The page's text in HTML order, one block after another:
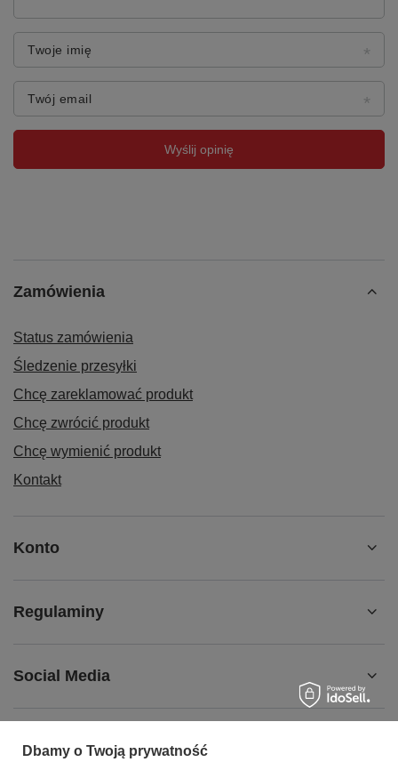
Twoje imię
Twój email
Wyślij opinię
Zamówienia
Status zamówienia
Śledzenie przesyłki
Chcę zareklamować produkt
Chcę zwrócić produkt
Chcę wymienić produkt
Kontakt
Konto
Regulaminy
Social Media
Dbamy o Twoją prywatność